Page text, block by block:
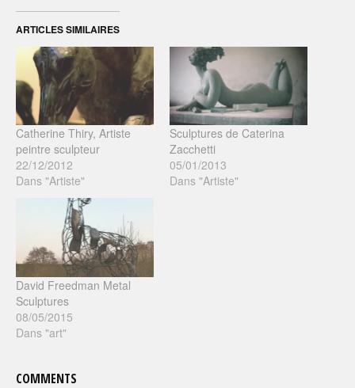
ARTICLES SIMILAIRES
Catherine Thiry, Artiste
peintre sculpteur
22/12/2012
Dans "Artiste"
Sculptures de Caterina
Zacchetti
05/01/2013
Dans "Artiste"
David Freedman Metal
Sculptures
08/05/2015
Dans "art"
COMMENTS